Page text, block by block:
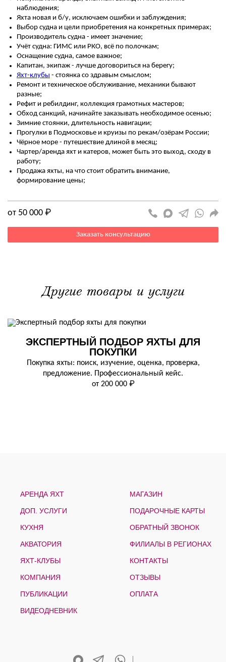
наблюдения;
Яхта новая и б/у, исключаем ошибки и заблуждения;
Выбор судна и цели приобретения на конкретных примерах;
Производитель судна - имеет значение;
Учёт судна: ГИМС или РКО, всё по полочкам;
Оснащение судна, самое важное;
Капитан, экипаж - лучше договориться на берегу;
Яхт-клубы - стоянка со здравым смыслом;
Ремонт и техническое обслуживание, механики бывают
разные;
Рефит и ребилдинг, коллекция грамотных мастеров;
Обход санкций, начинайте заказывать необходимое осенью;
Зимние стоянки, длительность навигации;
Прогулки в Подмосковье и круизы по рекам/озёрам России;
Чёрное море - путешествие длиной в месяц;
Чартер/аренда яхт и катеров, может быть это выход, сходу в
работу;
Продажа яхты, на что стоит обратить внимание,
формирование цены;
от 50 000 ₽
Заказать консультацию
Другие товары и услуги
ЭКСПЕРТНЫЙ ПОДБОР ЯХТЫ ДЛЯ
ПОКУПКИ
Покупка яхты: поиск, изучение, оценка, проверка,
предложение. Профессиональный кейс.
от 200 000 ₽
АРЕНДА ЯХТ
ДОП. УСЛУГИ
КУХНЯ
АКВАТОРИЯ
ЯХТ-КЛУБЫ
КОМПАНИЯ
ПУБЛИКАЦИИ
ВИДЕОДНЕВНИК
МАГАЗИН
ПОДАРОЧНЫЕ КАРТЫ
ОБРАТНЫЙ ЗВОНОК
ФИЛИАЛЫ В РЕГИОНАХ
КОНТАКТЫ
ОТЗЫВЫ
ОПЛАТА